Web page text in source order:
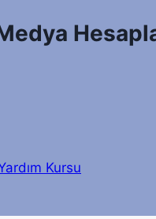
Kursu